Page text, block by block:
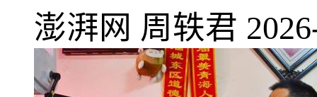
澎湃网 周轶君